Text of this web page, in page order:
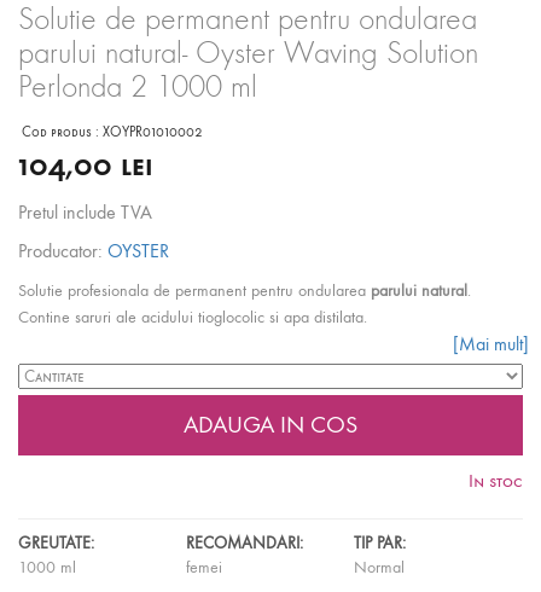
Solutie de permanent pentru ondularea
parului natural- Oyster Waving Solution
Perlonda 2 1000 ml
Cod produs : XOYPR01010002
104,00 lei
Pretul include TVA
Producator: OYSTER
Solutie profesionala de permanent pentru ondularea parului natural.
Contine saruri ale acidului tioglocolic si apa distilata.
Pe parul curat, umed, rotit pe bigudiuri, se aplica 100 ml
de Perlonda. Timp de actiune: 10 - 20 minute. Apoi se aplica solutia pentru
fixare Perlonda Fix Neutralising si se clateste.
[Mai mult]
In stoc
GREUTATE:
1000 ml
RECOMANDARI:
femei
TIP PAR:
Normal